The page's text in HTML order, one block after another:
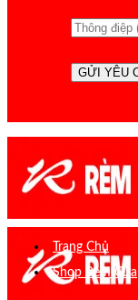
Trang Chủ
Shop Rèm Cửa